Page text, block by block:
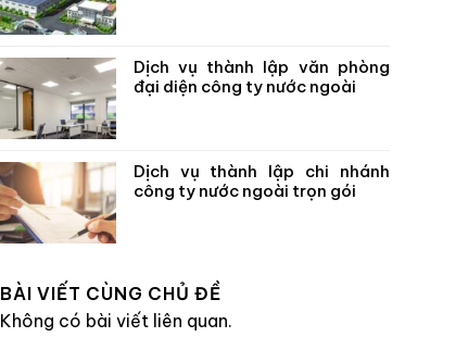
Dịch vụ thành lập văn phòng
đại diện công ty nước ngoài
Dịch vụ thành lập chi nhánh
công ty nước ngoài trọn gói
BÀI VIẾT CÙNG CHỦ ĐỀ
Không có bài viết liên quan.